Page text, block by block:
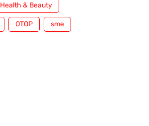
Health & Beauty
OTOP sme